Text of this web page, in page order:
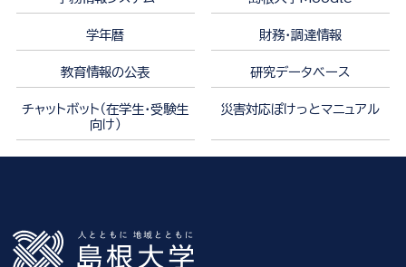
学年暦 財務・調達情報
教育情報の公表 研究データベース
チャットボット（在学生・受験生
向け）
災害対応ぽけっとマニュアル